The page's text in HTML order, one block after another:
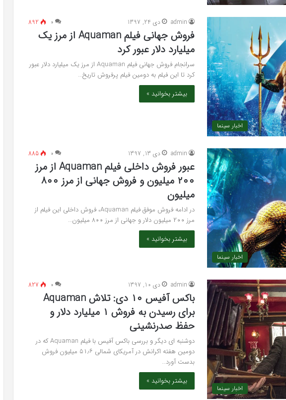
اخبار سینما
admin دی 24, 1397 ۰ 892
فروش جهانی فیلم Aquaman از مرز یک
میلیارد دلار عبور کرد
سرانجام فروش جهانی فیلم Aquaman از مرز یک میلیارد دلار عبور
کرد تا این فیلم به دومین فیلم پرفروش‌ تاریخ…
بیشتر بخوانید »
اخبار سینما
admin دی 13, 1397 ۰ 885
عبور فروش داخلی فیلم Aquaman از مرز
۲۰۰ میلیون و فروش جهانی از مرز ۸۰۰
میلیون
در ادامه فروش موفق فیلم Aquaman، فروش داخلی این فیلم از
مرز ۲۰۰ میلیون دلار و جهانی از مرز ۸۰۰ میلیون…
بیشتر بخوانید »
اخبار سینما
admin دی 10, 1397 ۰ 827
باکس آفیس ۱۰ دی: تلاش Aquaman
برای رسیدن به فروش ۱ میلیارد دلار و
حفظ صدرنشینی
دوشنبه ای دیگر و بررسی باکس آفیس با فیلم Aquaman که در
دومین هفته اکرانش در آمریکای شمالی ۵۱٫۶ میلیون فروش
بدست آورد…
بیشتر بخوانید »